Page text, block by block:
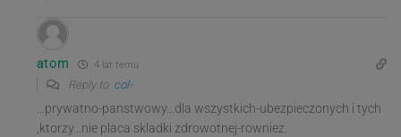
atom 4 lat temu
Reply to col-
…prywatno-panstwowy…dla wszystkich-ubezpieczonych i tych
,ktorzy…nie placa skladki zdrowotnej-rowniez.